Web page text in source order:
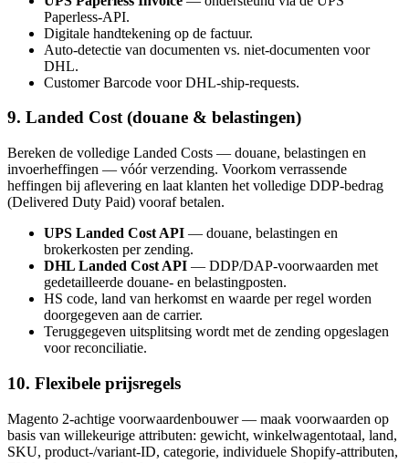
Paperless-API.
Digitale handtekening op de factuur.
Auto-detectie van documenten vs. niet-documenten voor
DHL.
Customer Barcode voor DHL-ship-requests.
9. Landed Cost (douane & belastingen)
Bereken de volledige Landed Costs — douane, belastingen en
invoerheffingen — vóór verzending. Voorkom verrassende
heffingen bij aflevering en laat klanten het volledige DDP-bedrag
(Delivered Duty Paid) vooraf betalen.
UPS Landed Cost API — douane, belastingen en
brokerkosten per zending.
DHL Landed Cost API — DDP/DAP-voorwaarden met
gedetailleerde douane- en belastingposten.
HS code, land van herkomst en waarde per regel worden
doorgegeven aan de carrier.
Teruggegeven uitsplitsing wordt met de zending opgeslagen
voor reconciliatie.
10. Flexibele prijsregels
Magento 2-achtige voorwaardenbouwer — maak voorwaarden op
basis van willekeurige attributen: gewicht, winkelwagentotaal, land,
SKU, product-/variant-ID, categorie, individuele Shopify-attributen,